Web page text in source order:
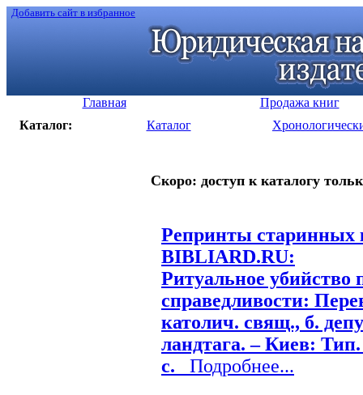
Добавить сайт в избранное
Главная
Продажа книг
Каталог:
Каталог
Скоро: доступ к каталогу
Репринты старинных
BIBLIARD.RU:
Ритуальное убийство
справедливости:
католич. свящ., б.
ландтага. – Киев:
с. Подробнее...